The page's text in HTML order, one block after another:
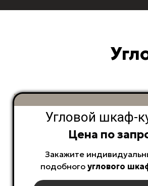
Угловой шкаф-
Цена по
Закажите
подобного углового